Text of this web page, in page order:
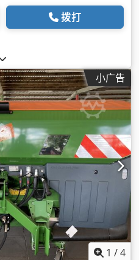
拨打
小广告
1 /4